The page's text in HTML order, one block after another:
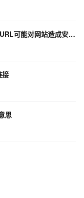
访问ECS服务器的网站提示“由于你访问的URL可能对网站造成安全威胁，您的访问被阻断”，这是什么原因？
接
思